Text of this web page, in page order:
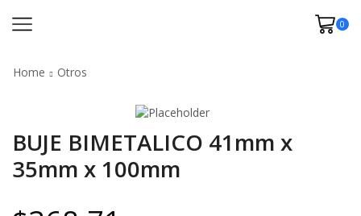
0
Home Otros
BUJE BIMETALICO 41mm x
35mm x 100mm